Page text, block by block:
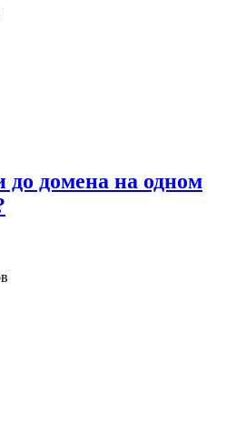
до домена на одном